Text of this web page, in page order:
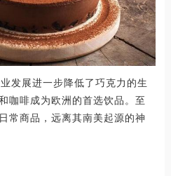
发展进一步降低了巧克力的生
咖啡成为欧洲的首选饮品。至
常商品，远离其南美起源的神